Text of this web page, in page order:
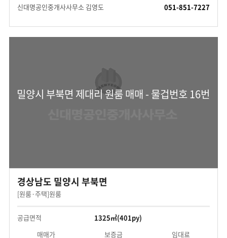
신대명공인중개사사무소 김영도 051-851-7227
밀양시 부북면 제대리 원룸 매매 - 물겁번호 16번
경상남도 밀양시 부북면
[원룸·주택]원룸
공급면적
1325㎡(401py)
매매가
보증금 임대료